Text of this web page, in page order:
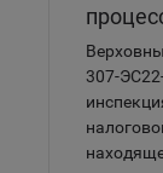
307-